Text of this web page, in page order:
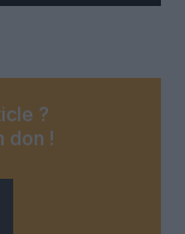
?
don !